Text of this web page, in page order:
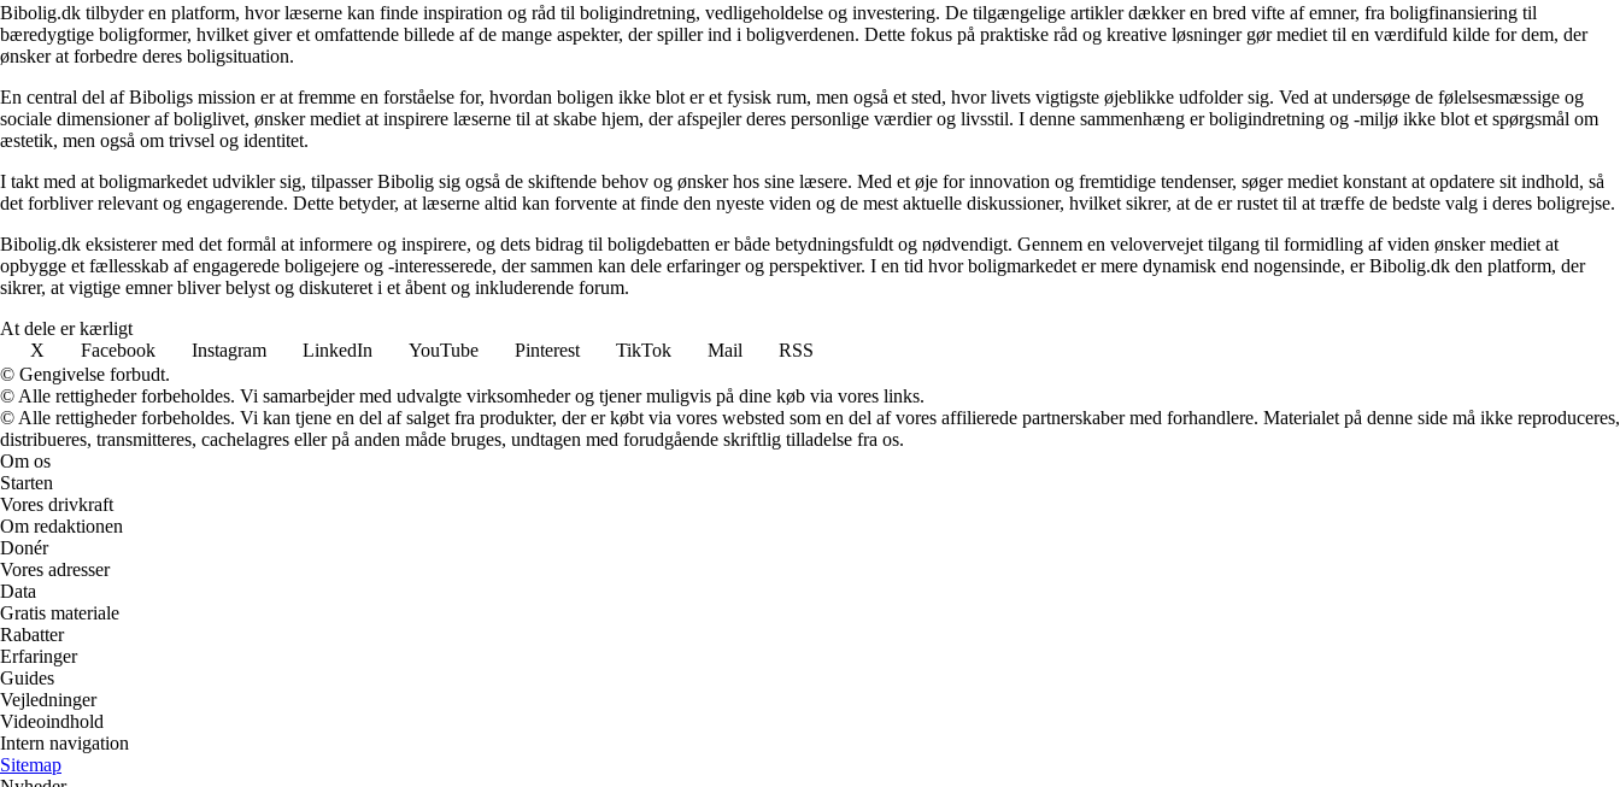
Bibolig.dk tilbyder en platform, hvor læserne kan finde inspiration og råd til boligindretning, vedligeholdelse og investering. De tilgængelige artikler dækker en bred vifte af emner, fra boligfinansiering til
bæredygtige boligformer, hvilket giver et omfattende billede af de mange aspekter, der spiller ind i boligverdenen. Dette fokus på praktiske råd og kreative løsninger gør mediet til en værdifuld kilde for dem, der
ønsker at forbedre deres boligsituation.
En central del af Biboligs mission er at fremme en forståelse for, hvordan boligen ikke blot er et fysisk rum, men også et sted, hvor livets vigtigste øjeblikke udfolder sig. Ved at undersøge de følelsesmæssige og
sociale dimensioner af boliglivet, ønsker mediet at inspirere læserne til at skabe hjem, der afspejler deres personlige værdier og livsstil. I denne sammenhæng er boligindretning og -miljø ikke blot et spørgsmål om
æstetik, men også om trivsel og identitet.
I takt med at boligmarkedet udvikler sig, tilpasser Bibolig sig også de skiftende behov og ønsker hos sine læsere. Med et øje for innovation og fremtidige tendenser, søger mediet konstant at opdatere sit indhold, så
det forbliver relevant og engagerende. Dette betyder, at læserne altid kan forvente at finde den nyeste viden og de mest aktuelle diskussioner, hvilket sikrer, at de er rustet til at træffe de bedste valg i deres boligrejse.
Bibolig.dk eksisterer med det formål at informere og inspirere, og dets bidrag til boligdebatten er både betydningsfuldt og nødvendigt. Gennem en velovervejet tilgang til formidling af viden ønsker mediet at
opbygge et fællesskab af engagerede boligejere og -interesserede, der sammen kan dele erfaringer og perspektiver. I en tid hvor boligmarkedet er mere dynamisk end nogensinde, er Bibolig.dk den platform, der
sikrer, at vigtige emner bliver belyst og diskuteret i et åbent og inkluderende forum.
At dele er kærligt
X
Facebook Instagram LinkedIn YouTube Pinterest TikTok Mail
RSS
© Gengivelse forbudt.
© Alle rettigheder forbeholdes. Vi samarbejder med udvalgte virksomheder og tjener muligvis på dine køb via vores links.
© Alle rettigheder forbeholdes. Vi kan tjene en del af salget fra produkter, der er købt via vores websted som en del af vores affilierede partnerskaber med forhandlere. Materialet på denne side må ikke reproduceres,
distribueres, transmitteres, cachelagres eller på anden måde bruges, undtagen med forudgående skriftlig tilladelse fra os.
Om os
Starten
Vores drivkraft
Om redaktionen
Donér
Vores adresser
Data
Gratis materiale
Rabatter
Erfaringer
Guides
Vejledninger
Videoindhold
Intern navigation
Sitemap